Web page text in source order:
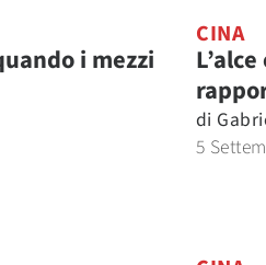
i mezzi
CINA
di
5